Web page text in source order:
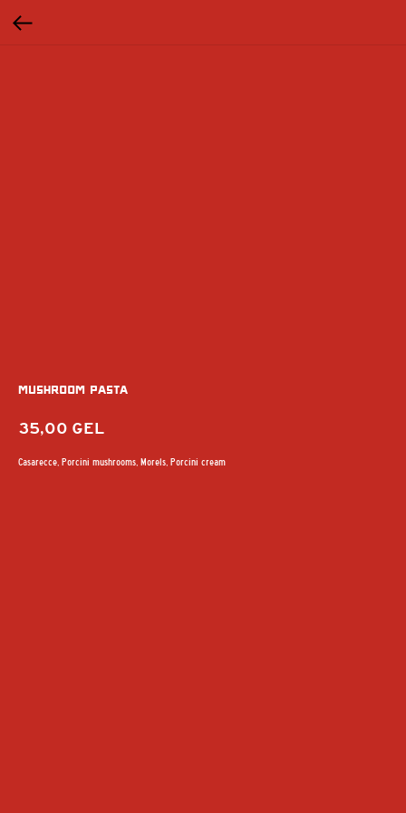
Mushroom Pasta
35,00 GEL
Casarecce, Porcini mushrooms, Morels, Porcini cream